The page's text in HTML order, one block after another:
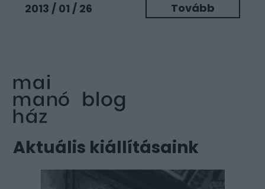
2013 / 01 / 26 Tovább
Aktuális kiállításaink